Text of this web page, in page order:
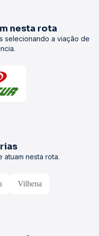
nesta rota
selecionando a viação de
atuam nesta rota.
Vilhena